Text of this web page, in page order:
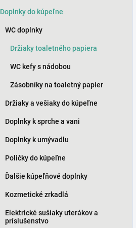
Doplnky do kúpeľne
WC doplnky
Držiaky toaletného papiera
WC kefy s nádobou
Zásobníky na toaletný papier
Držiaky a vešiaky do kúpeľne
Doplnky k sprche a vani
Doplnky k umývadlu
Poličky do kúpeľne
Ďalšie kúpeľňové doplnky
Kozmetické zrkadlá
Elektrické sušiaky uterákov a
príslušenstvo